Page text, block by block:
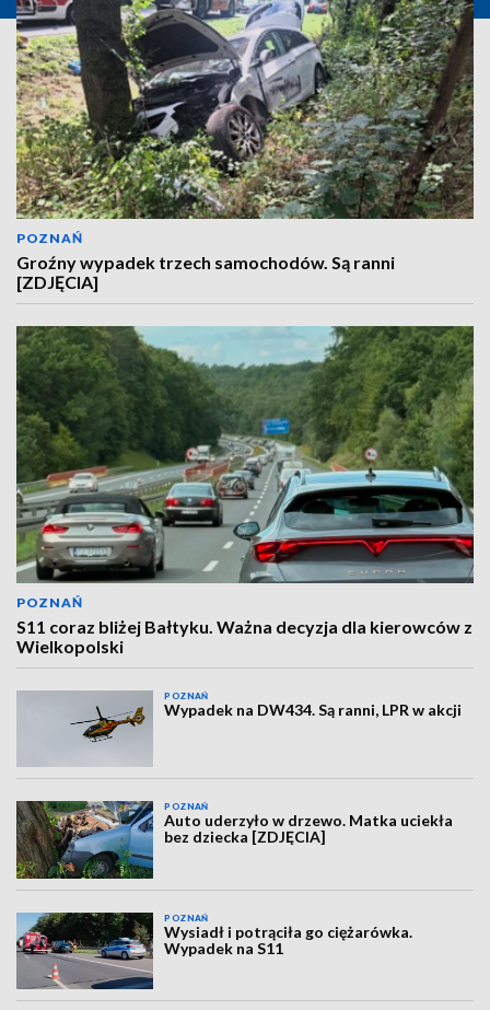
POZNAŃ
Groźny wypadek trzech samochodów. Są ranni
[ZDJĘCIA]
POZNAŃ
S11 coraz bliżej Bałtyku. Ważna decyzja dla kierowców z
Wielkopolski
POZNAŃ
Wypadek na DW434. Są ranni, LPR w akcji
POZNAŃ
Auto uderzyło w drzewo. Matka uciekła
bez dziecka [ZDJĘCIA]
POZNAŃ
Wysiadł i potrąciła go ciężarówka.
Wypadek na S11